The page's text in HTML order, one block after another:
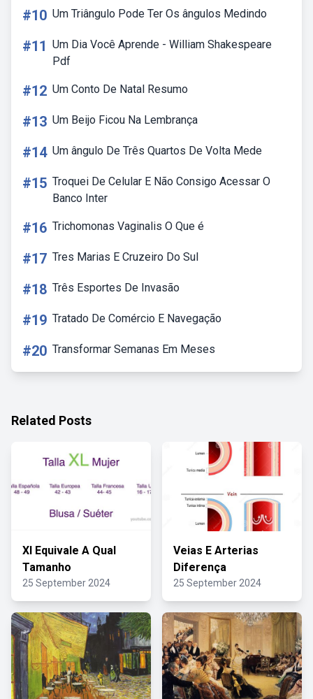
#10 Um Triângulo Pode Ter Os ângulos Medindo
#11 Um Dia Você Aprende - William Shakespeare
Pdf
#12 Um Conto De Natal Resumo
#13 Um Beijo Ficou Na Lembrança
#14 Um ângulo De Três Quartos De Volta Mede
#15 Troquei De Celular E Não Consigo Acessar O
Banco Inter
#16 Trichomonas Vaginalis O Que é
#17 Tres Marias E Cruzeiro Do Sul
#18 Três Esportes De Invasão
#19 Tratado De Comércio E Navegação
#20 Transformar Semanas Em Meses
Related Posts
Xl Equivale A Qual
Tamanho
25 September 2024
Veias E Arterias
Diferença
25 September 2024